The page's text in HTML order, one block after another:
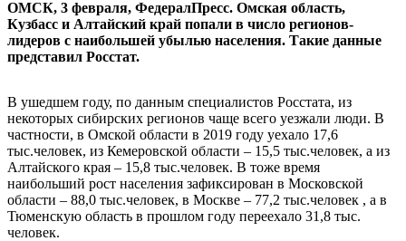
ОМСК, 3 февраля, ФедералПресс. Омская область,
Кузбасс и Алтайский край попали в число регионов-
лидеров с наибольшей убылью населения. Такие данные
представил Росстат.
В ушедшем году, по данным специалистов Росстата, из
некоторых сибирских регионов чаще всего уезжали люди. В
частности, в Омской области в 2019 году уехало 17,6
тыс.человек, из Кемеровской области – 15,5 тыс.человек, а из
Алтайского края – 15,8 тыс.человек. В тоже время
наибольший рост населения зафиксирован в Московской
области – 88,0 тыс.человек, в Москве – 77,2 тыс.человек , а в
Тюменскую область в прошлом году переехало 31,8 тыс.
человек.